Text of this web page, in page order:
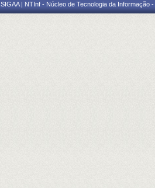
SIGAA | NTInf - Núcleo de Tecnologia da